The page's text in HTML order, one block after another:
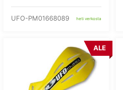
UFO-PM01668089 heti verkosta
ALE